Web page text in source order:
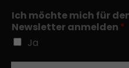
Ich möchte mich für
Newsletter anmelden *
Ja